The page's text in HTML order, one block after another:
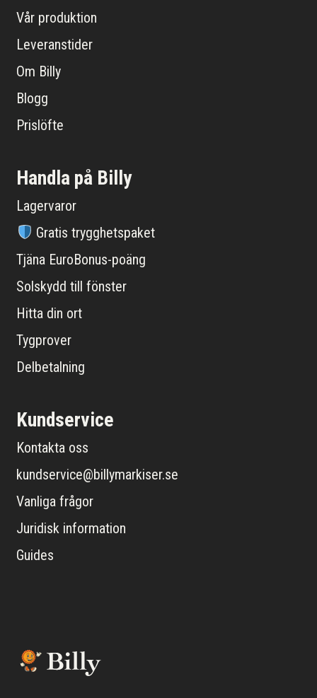
Vår produktion
Leveranstider
Om Billy
Blogg
Prislöfte
Handla på Billy
Lagervaror
Gratis trygghetspaket
Tjäna EuroBonus-poäng
Solskydd till fönster
Hitta din ort
Tygprover
Delbetalning
Kundservice
Kontakta oss
kundservice@billymarkiser.se
Vanliga frågor
Juridisk information
Guides